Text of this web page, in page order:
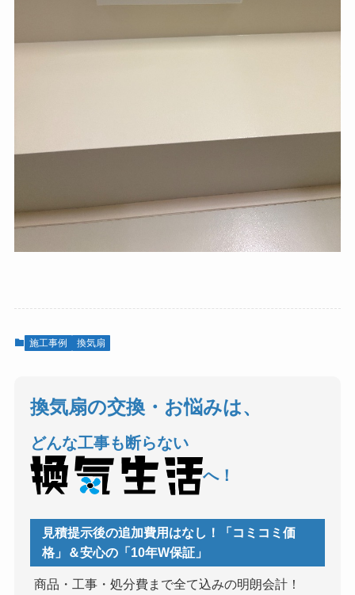
施工事例 換気扇
換気扇の交換・お悩みは、
どんな工事も断らない
へ！
見積提示後の追加費用はなし！「コミコミ価
格」＆安心の「10年W保証」
商品・工事・処分費まで全て込みの明朗会計！